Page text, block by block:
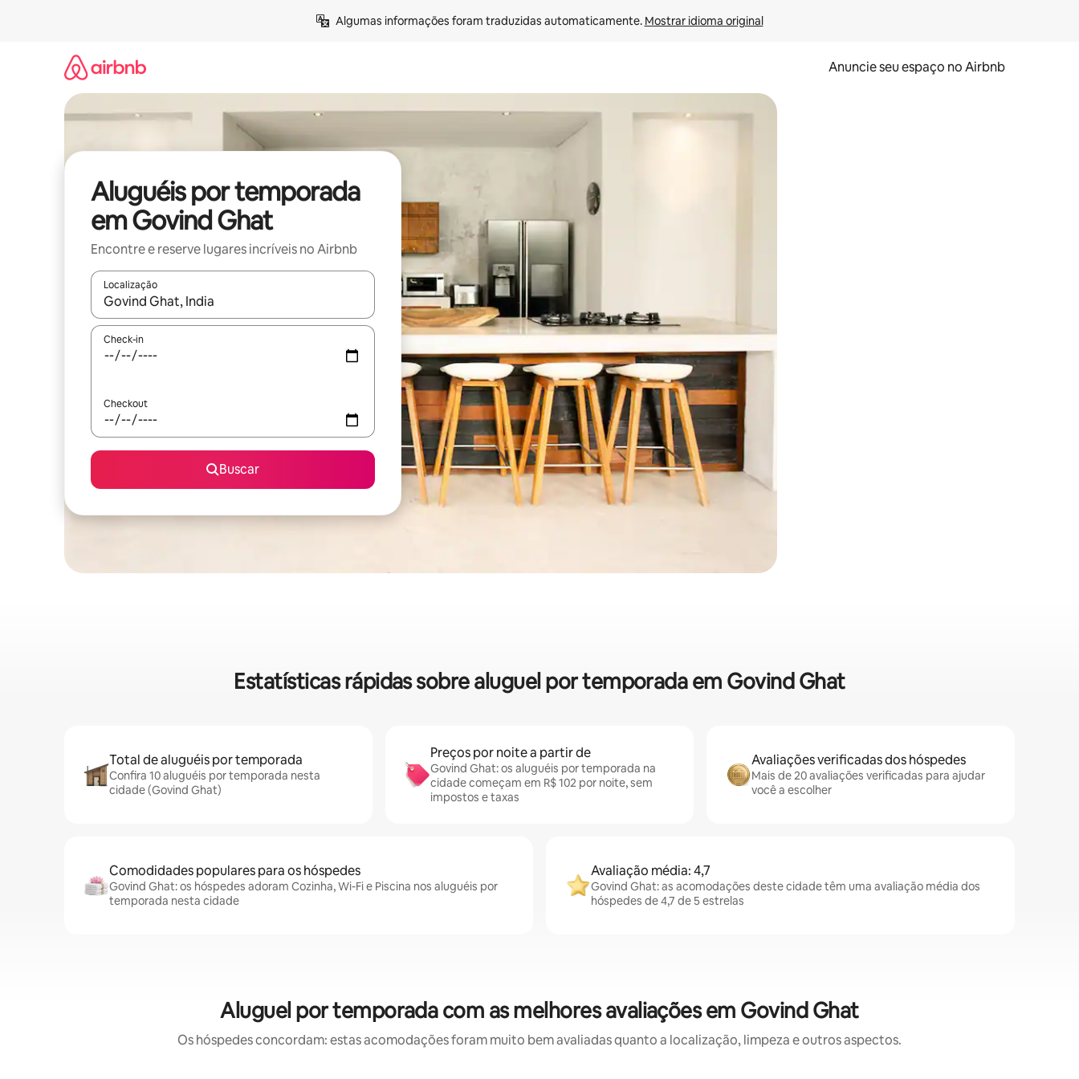
Algumas informações foram traduzidas automaticamente. Mostrar idioma original
Anuncie seu espaço no Airbnb
Aluguéis por temporada
em Govind Ghat
Encontre e reserve lugares incríveis no Airbnb
Localização
Quando os resultados estiverem disponíveis, explore-os usando as seta para cima e para baixo do teclado ou tocando e deslizando o dedo na tela.
Check-in
Checkout
Buscar
Estatísticas rápidas sobre aluguel por temporada em Govind Ghat
Total de aluguéis por temporada
Confira 10 aluguéis por temporada nesta
cidade (Govind Ghat)
Preços por noite a partir de
Govind Ghat: os aluguéis por temporada na
cidade começam em R$ 102 por noite, sem
impostos e taxas
Avaliações verificadas dos hóspedes
Mais de 20 avaliações verificadas para ajudar
você a escolher
Comodidades populares para os hóspedes
Govind Ghat: os hóspedes adoram Cozinha, Wi-Fi e Piscina nos aluguéis por
temporada nesta cidade
Avaliação média: 4,7
Govind Ghat: as acomodações deste cidade têm uma avaliação média dos
hóspedes de 4,7 de 5 estrelas
Aluguel por temporada com as melhores avaliações em Govind Ghat
Os hóspedes concordam: estas acomodações foram muito bem avaliadas quanto a localização, limpeza e outros aspectos.